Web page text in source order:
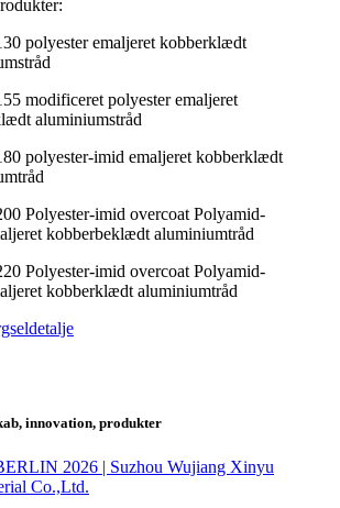
polyester emaljeret kobberklædt
modificeret polyester emaljeret
aluminiumstråd
polyester-imid emaljeret kobberklædt
Polyester-imid overcoat Polyamid-
kobberbeklædt aluminiumtråd
Polyester-imid overcoat Polyamid-
kobberklædt aluminiumtråd
detalje
innovation, produkter